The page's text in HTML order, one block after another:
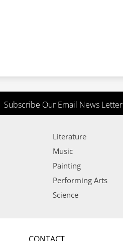
Subscribe Our Email News Letter
Literature
Music
Painting
Performing Arts
Science